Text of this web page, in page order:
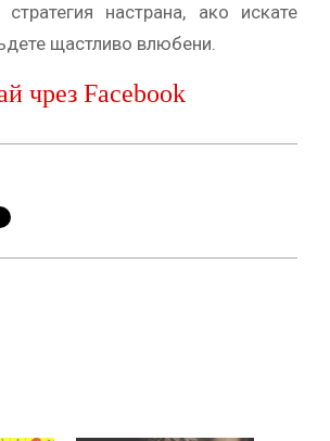
настрана, ако искате
щастливо влюбени.
чрез Facebook